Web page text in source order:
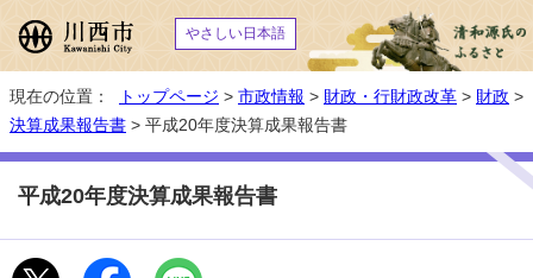
やさしい日本語
現在の位置： トップページ > 市政情報 > 財政・行財政改革 > 財政 >
決算成果報告書 > 平成20年度決算成果報告書
平成20年度決算成果報告書